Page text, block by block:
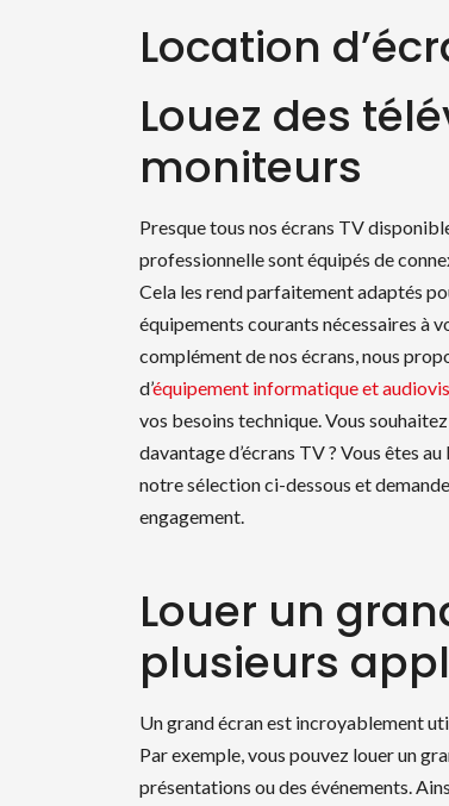
Location
Louez des
moniteurs
Presque tous nos écrans TV
professionnelle sont équipés de
Cela les rend parfaitement adaptés
équipements courants nécessaires à
complément de nos écrans, nous
d’équipement informatique et
vos besoins technique. Vous
davantage d’écrans TV ? Vous êtes
notre sélection ci-dessous et
engagement.
Louer un
plusieurs
Un grand écran est incroyablement
Par exemple, vous pouvez louer un
présentations ou des événements.